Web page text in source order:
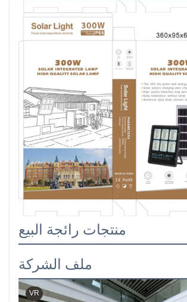
منتجات رائجة البيع
ملف الشركة
VR